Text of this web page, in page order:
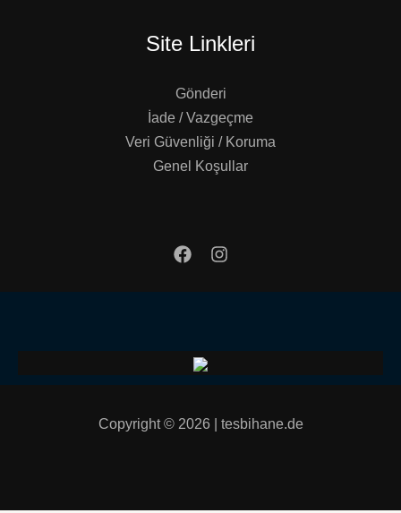
Site Linkleri
Gönderi
İade / Vazgeçme
Veri Güvenliği / Koruma
Genel Koşullar
Copyright © 2026 | tesbihane.de